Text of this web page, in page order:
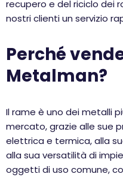
recupero e del riciclo dei
nostri clienti un servizio
Perché
Metalman?
Il rame è uno dei metalli
mercato, grazie alle sue
elettrica e termica, alla
alla sua versatilità di
oggetti di uso comune,